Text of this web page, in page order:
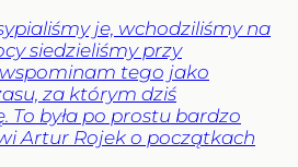
je, wchodziliśmy na
siedzieliśmy przy
tego jako
za którym dziś
To była po prostu bardzo
Artur Rojek o początkach